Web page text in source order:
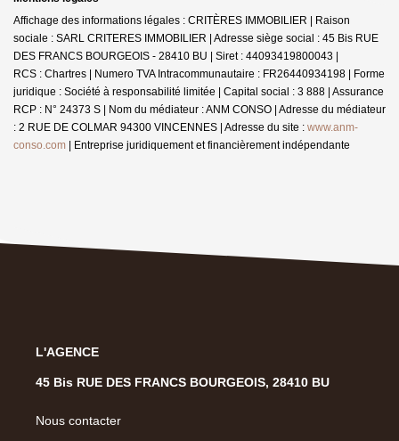
Affichage des informations légales : CRITÈRES IMMOBILIER | Raison
sociale : SARL CRITERES IMMOBILIER | Adresse siège social : 45 Bis RUE
DES FRANCS BOURGEOIS - 28410 BU | Siret : 44093419800043 |
RCS : Chartres | Numero TVA Intracommunautaire : FR26440934198 | Forme
juridique : Société à responsabilité limitée | Capital social : 3 888 | Assurance
RCP : N° 24373 S | Nom du médiateur : ANM CONSO | Adresse du médiateur
: 2 RUE DE COLMAR 94300 VINCENNES | Adresse du site : www.anm-
conso.com | Entreprise juridiquement et financièrement indépendante
L'AGENCE
45 Bis RUE DES FRANCS BOURGEOIS, 28410 BU
Nous contacter